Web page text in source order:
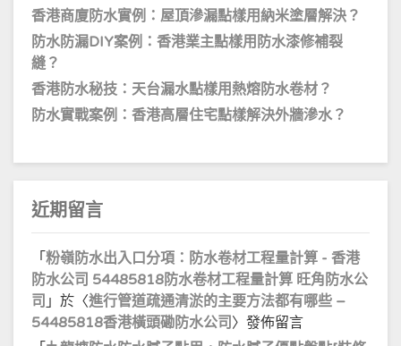
香港商廈防水實例：屋頂滲漏點樣用納米塗層解決？
防水防漏DIY案例：香港業主點樣用防水漆修補裂
縫？
香港防水秘技：天台漏水點樣用熱熔防水卷材？
防水實戰案例：香港高層住宅點樣解決外牆滲水？
近期留言
「 粉嶺防水出入口分項：防水卷材工程量計算 - 香港
防水公司 54485818防水卷材工程量計算 旺角防水公
司 」於〈進行管道疏通清淤的主要方法都有哪些 –
54485818香港橫頭磡防水公司 〉發佈留言